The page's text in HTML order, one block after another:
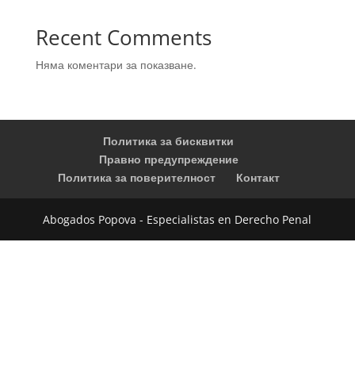
Recent Comments
Няма коментари за показване.
Политика за бисквитки
Правно предупреждение
Политика за поверителност
Контакт
Abogados Popova - Especialistas en Derecho Penal